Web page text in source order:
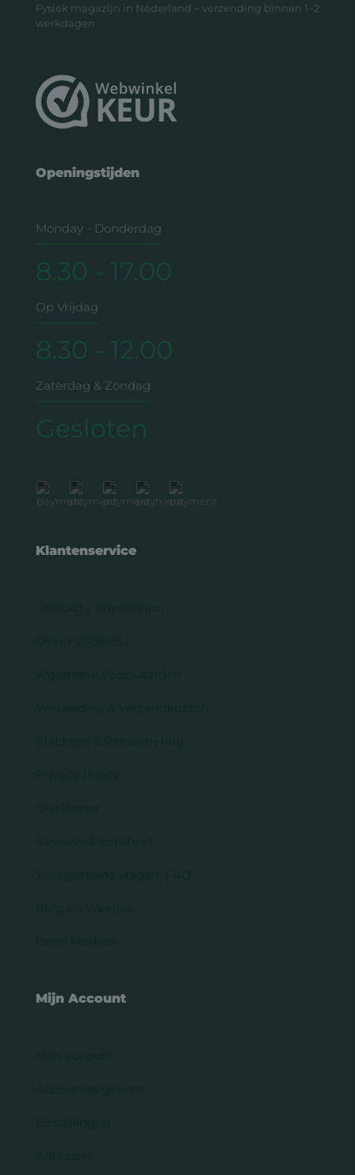
Fysiek magazijn in Nederland – verzending binnen 1–2
werkdagen
Openingstijden
Monday - Donderdag
8.30 - 17.00
Op Vrijdag
8.30 - 12.00
Zaterdag & Zondag
Gesloten
Klantenservice
Mijn Account